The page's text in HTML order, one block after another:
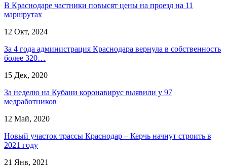
В Краснодаре частники повысят цены на проезд на 11
маршрутах
12 Окт, 2024
За 4 года администрация Краснодара вернула в собственность
более 320…
15 Дек, 2020
За неделю на Кубани коронавирус выявили у 97
медработников
12 Май, 2020
Новый участок трассы Краснодар – Керчь начнут строить в
2021 году
21 Янв, 2021